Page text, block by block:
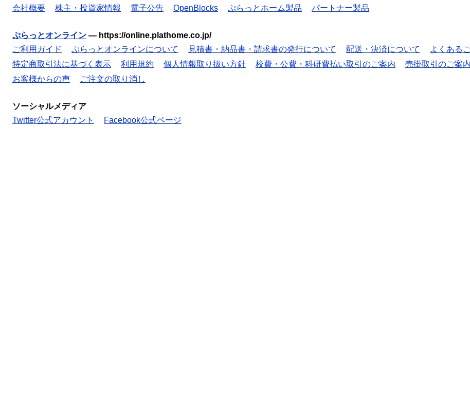
会社概要
株主・投資家情報 電子公告 OpenBlocks ぷらっとホーム製品 パートナー製品
ぷらっとオンライン — https://online.plathome.co.jp/
ご利用ガイド
ぷらっとオンラインについて 見積書・納品書・請求書の発行について 配送・決済について
よくある
特定商取引法に基づく表示
利用規約 個人情報取り扱い方針 校費・公費・科研費払い取引のご案内 売掛取引のご案内
お客様からの声
ご注文の取り消し
ソーシャルメディア
Twitter公式アカウント
Facebook公式ページ